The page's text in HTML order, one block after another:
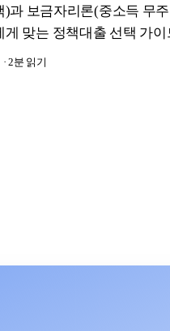
보금자리론(중소득 무주
게 맞는 정책대출 선택 가이
· 2분 읽기